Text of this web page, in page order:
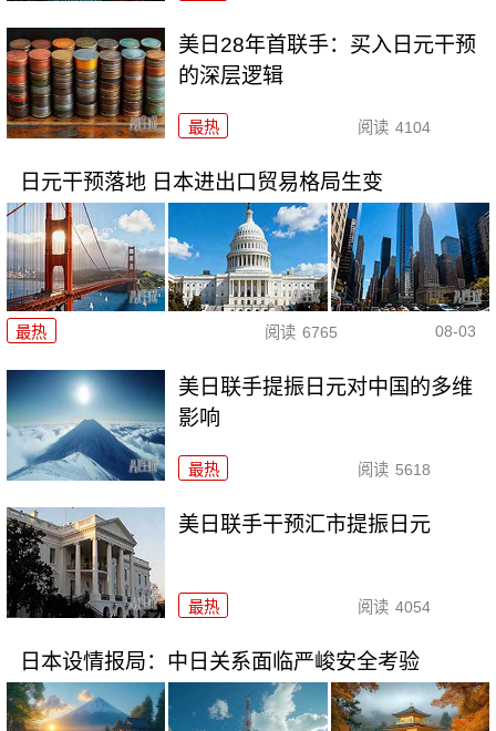
美日28年首联手：买入日元干预
的深层逻辑
最热 阅读 4104
日元干预落地 日本进出口贸易格局生变
最热 阅读 6765 08-03
美日联手提振日元对中国的多维
影响
最热 阅读 5618
美日联手干预汇市提振日元
最热 阅读 4054
日本设情报局：中日关系面临严峻安全考验